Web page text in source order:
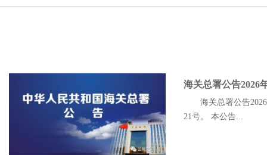
海关总署公告2026
海关总署公告
21号。 本公告...